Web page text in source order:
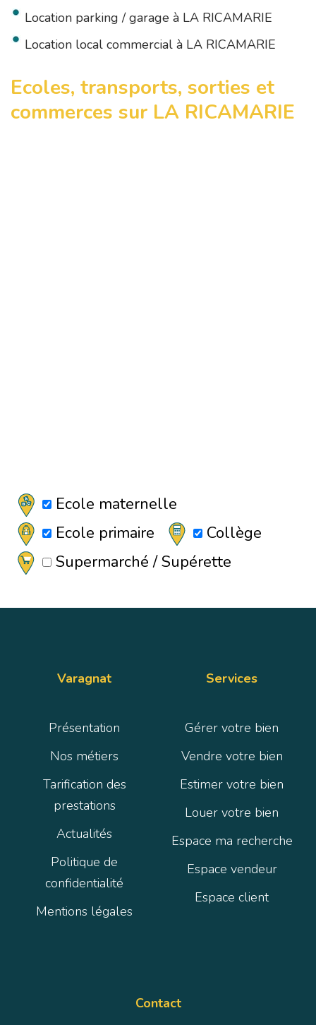
Location parking / garage à LA RICAMARIE
Location local commercial à LA RICAMARIE
Ecoles, transports, sorties et
commerces sur LA RICAMARIE
Ecole maternelle
Ecole primaire
Collège
Supermarché / Supérette
Varagnat
Présentation
Nos métiers
Tarification des
prestations
Actualités
Politique de
confidentialité
Mentions légales
Services
Gérer votre bien
Vendre votre bien
Estimer votre bien
Louer votre bien
Espace ma recherche
Espace vendeur
Espace client
Contact